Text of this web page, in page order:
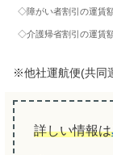
◇障がい者割引の運賃
◇介護帰省割引の運賃
※他社運航便(共同
詳しい情報は